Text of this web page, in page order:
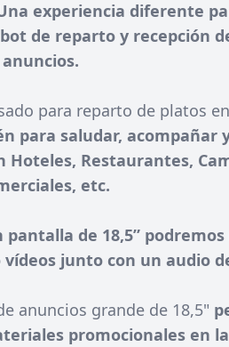
Una experiencia diferente
de reparto y recepción
para reparto de platos
para saludar, acompañar
Hoteles, Restaurantes,
etc.
pantalla de 18,5”
vídeos junto con un audio
anuncios grande de 18,5"
promocionales en